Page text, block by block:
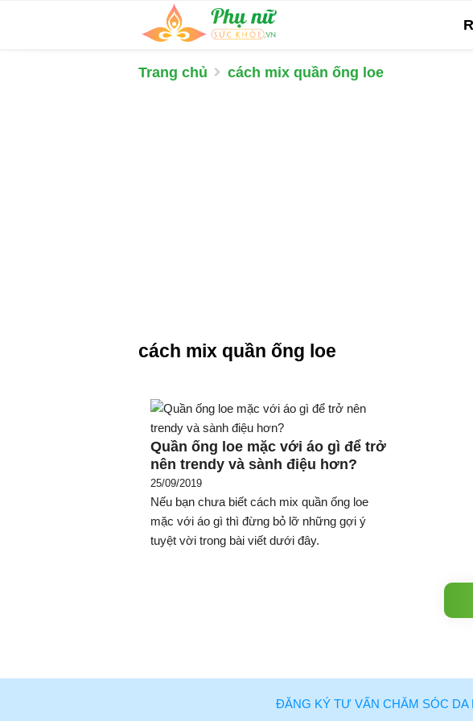
Trang chủ cách mix quần ống loe
cách mix quần ống loe
Quần ống loe mặc với áo gì để trở
nên trendy và sành điệu hơn?
25/09/2019
Nếu bạn chưa biết cách mix quần ống loe
mặc với áo gì thì đừng bỏ lỡ những gợi ý
tuyệt vời trong bài viết dưới đây.
ĐĂNG KÝ TƯ VẤN CHĂM SÓC DA